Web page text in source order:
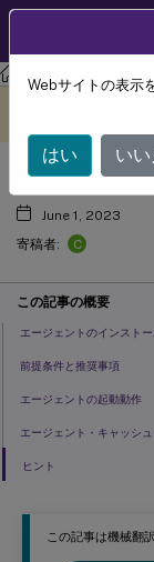
ワークスペース環
この記事は機械翻
エージェ
June 1, 2023
寄稿者:
C
この記事の概要
エージェントのインスト
前提条件と推奨事項
エージェントの起動動作
エージェント・キャッシ
ヒント
Webサイトの表示
はい いい